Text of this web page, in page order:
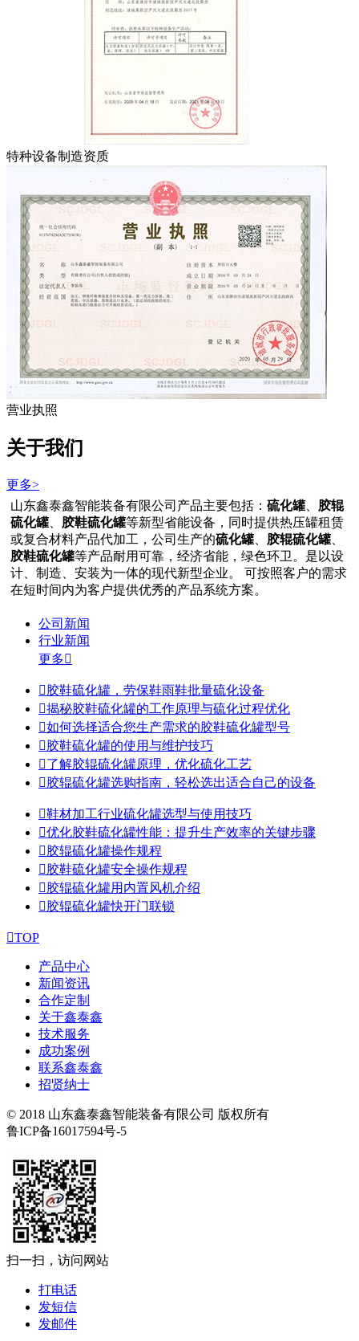
特种设备制造资质
营业执照
关于我们
更多>
山东鑫泰鑫智能装备有限公司产品主要包括： 硫化罐、 胶辊
硫化罐、 胶鞋硫化罐等新型省能设备，同时提供热压罐租赁
或复合材料产品代加工，公司生产的硫化罐、 胶辊硫化罐、
胶鞋硫化罐等产品耐用可靠，经济省能，绿色环卫。是以设
计、制造、安装为一体的现代新型企业。 可按照客户的需求
在短时间内为客户提供优秀的产品系统方案。
公司新闻
行业新闻
更多
胶鞋硫化罐，劳保鞋雨鞋批量硫化设备
揭秘胶鞋硫化罐的工作原理与硫化过程优化
如何选择适合您生产需求的胶鞋硫化罐型号
胶鞋硫化罐的使用与维护技巧
了解胶辊硫化罐原理，优化硫化工艺
胶辊硫化罐选购指南，轻松选出适合自己的设备
鞋材加工行业硫化罐选型与使用技巧
优化胶鞋硫化罐性能：提升生产效率的关键步骤
胶辊硫化罐操作规程
胶鞋硫化罐安全操作规程
胶辊硫化罐用内置风机介绍
胶辊硫化罐快开门联锁
TOP
产品中心
新闻资讯
合作定制
关于鑫泰鑫
技术服务
成功案例
联系鑫泰鑫
招贤纳士
© 2018 山东鑫泰鑫智能装备有限公司 版权所有
鲁ICP备16017594号-5
扫一扫，访问网站
打电话
发短信
发邮件